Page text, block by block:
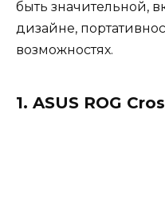
быть значительной,
дизайне,
возможностях.
1. ASUS ROG